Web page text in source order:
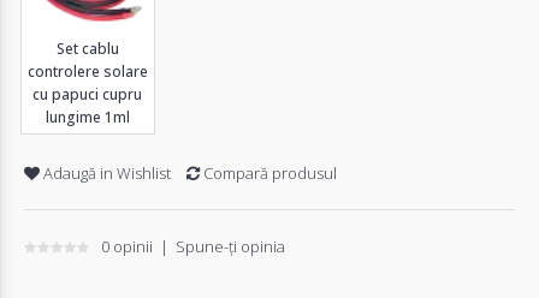
Set cablu
controlere solare
cu papuci cupru
lungime 1ml
Adaugă in Wishlist Compară produsul
0 opinii | Spune-ţi opinia